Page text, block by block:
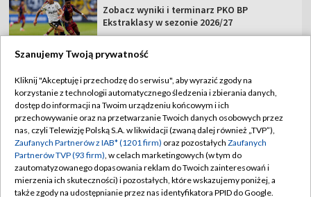
Zobacz wyniki i terminarz PKO BP
Ekstraklasy w sezonie 2026/27
TVP
Abonament TVP
Sklep TVP
Biuro Reklamy
Oferta Handlowa
Regulamin TVP
Polityka prywatności
Moje zgody
Biuro reklamy
Szanujemy Twoją prywatność
Kliknij "Akceptuję i przechodzę do serwisu", aby wyrazić zgody na
korzystanie z technologii automatycznego śledzenia i zbierania danych,
dostęp do informacji na Twoim urządzeniu końcowym i ich
przechowywanie oraz na przetwarzanie Twoich danych osobowych przez
nas, czyli Telewizję Polską S.A. w likwidacji (zwaną dalej również „TVP”),
Zaufanych Partnerów z IAB* (1201 firm) oraz pozostałych Zaufanych
Partnerów TVP (93 firm), w celach marketingowych (w tym do
zautomatyzowanego dopasowania reklam do Twoich zainteresowań i
mierzenia ich skuteczności) i pozostałych, które wskazujemy poniżej, a
także zgody na udostępnianie przez nas identyfikatora PPID do Google.